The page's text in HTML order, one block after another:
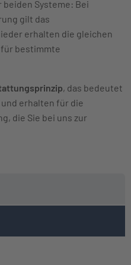
Systeme: Bei
gilt das
erhalten die gleichen
bestimmte
, das bedeutet
erhalten für die
die Sie bei uns zur